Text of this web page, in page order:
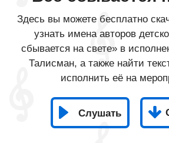
Здесь вы можете бесплатно
узнать имена авторов
сбывается на свете» в
Талисман, а также найти
исполнить её на
Слушать